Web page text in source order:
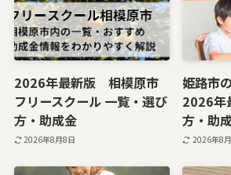
2026年最新版 相模原市
フリースクール 一覧・選び
方・助成金
2026年8月8日
姫路市
2026年
方・助
2026年8